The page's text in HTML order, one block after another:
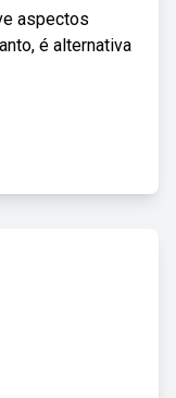
aspectos
é alternativa